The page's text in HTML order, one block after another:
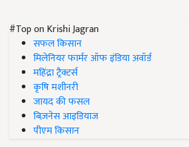
#Top on Krishi Jagran
सफल किसान
मिलेनियर फार्मर ऑफ इंडिया अवॉर्ड
महिंद्रा ट्रैक्टर्स
कृषि मशीनरी
जायद की फसल
बिज़नेस आइडियाज
पीएम किसान